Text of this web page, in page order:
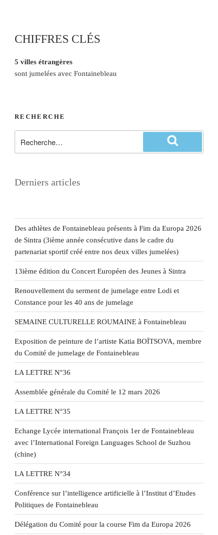
CHIFFRES CLÉS
5 villes étrangères
sont jumelées avec Fontainebleau
RECHERCHE
Derniers articles
Des athlètes de Fontainebleau présents à Fim da Europa 2026
de Sintra (3ième année consécutive dans le cadre du
partenariat sportif créé entre nos deux villes jumelées)
13ième édition du Concert Européen des Jeunes à Sintra
Renouvellement du serment de jumelage entre Lodi et
Constance pour les 40 ans de jumelage
SEMAINE CULTURELLE ROUMAINE à Fontainebleau
Exposition de peinture de l’artiste Katia BOÏTSOVA, membre
du Comité de jumelage de Fontainebleau
LA LETTRE N°36
Assemblée générale du Comité le 12 mars 2026
LA LETTRE N°35
Echange Lycée international François 1er de Fontainebleau
avec l’International Foreign Languages School de Suzhou
(chine)
LA LETTRE N°34
Conférence sur l’intelligence artificielle à l’Institut d’Etudes
Politiques de Fontainebleau
Délégation du Comité pour la course Fim da Europa 2026